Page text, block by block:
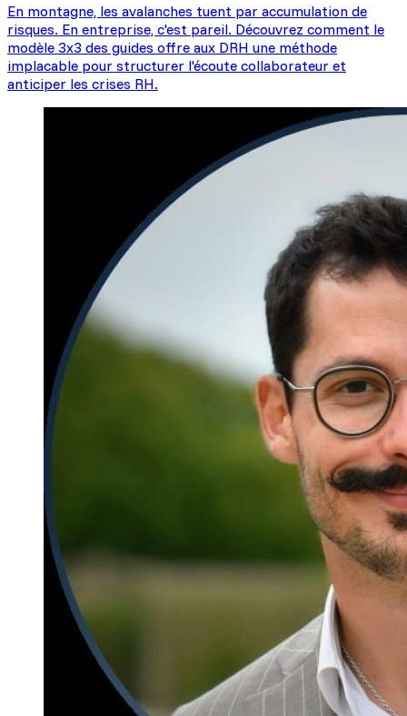
En montagne, les avalanches tuent par accumulation de
risques. En entreprise, c'est pareil. Découvrez comment le
modèle 3x3 des guides offre aux DRH une méthode
implacable pour structurer l'écoute collaborateur et
anticiper les crises RH.